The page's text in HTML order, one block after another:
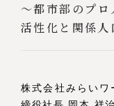
～都市部のプ
活性化と関係
株式会社みらい